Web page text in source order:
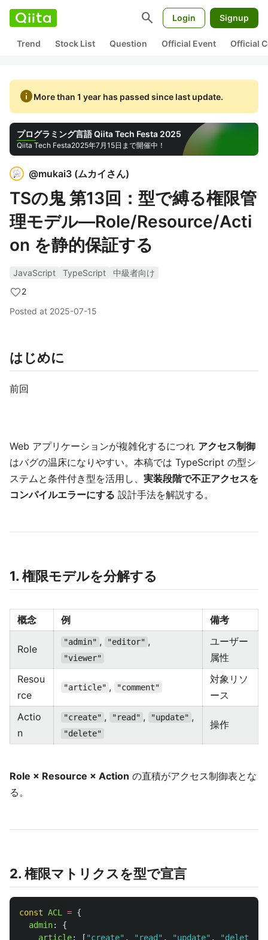
search Login Signup
Trend Stock List Question Official Event Official
infoMore than 1 year has passed since last update.
プログラミング言語 Qiita Tech Festa 2025
Qiita Tech Festa2025年7月15日まで開催中！
@mukai3 (ムカイさん)
TSの鬼 第13回：型で縛る権限管
理モデル—Role/Resource/Acti
on を静的保証する
JavaScript TypeScript
中級者向け
2
Posted at 2025-07-15
はじめに
前回
Web アプリケーションが複雑化するにつれ アクセス制御
はバグの温床になりやすい。本稿では TypeScript の型シ
ステムと条件付き型を活用し、 実装段階で不正アクセスを
コンパイルエラーにする 設計手法を解説する。
1. 権限モデルを分解する
概念 例 備考
Role
"admin" , "editor" ,
"viewer"
ユーザー
属性
Resou
rce
"article" , "comment"
対象リソ
ース
Actio
n
"create" , "read" , "update" ,
"delete"
操作
Role × Resource × Action の直積がアクセス制御表とな
る。
2. 権限マトリクスを型で宣言
const ACL = {
admin:
{
article: [ "create" , " read " , "update" , "delete